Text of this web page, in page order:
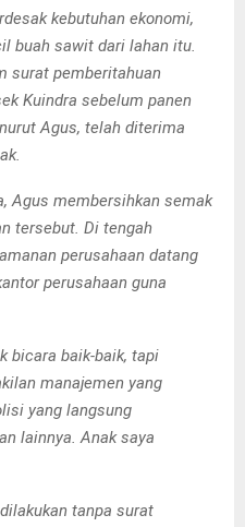
kebutuhan ekonomi,
buah sawit dari lahan itu.
surat pemberitahuan
Kuindra sebelum panen
Agus, telah diterima
Agus membersihkan semak
tersebut. Di tengah
perusahaan datang
perusahaan guna
bicara baik-baik, tapi
manajemen yang
yang langsung
lainnya. Anak saya
tanpa surat